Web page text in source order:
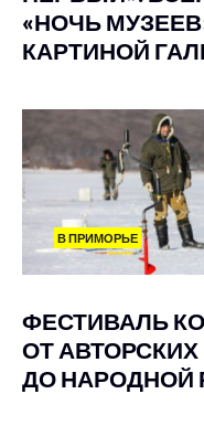
«НОЧЬ
КАРТИНОЙ
В ПРИМОРЬЕ
ФЕСТИВАЛЬ
ОТ
ДО НАРОДНОЙ